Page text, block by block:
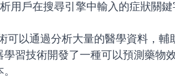
用戶在搜尋引擎中輸入的症狀關鍵
可以通過分析大量的醫學資料，輔
學習技術開發了一種可以預測藥物